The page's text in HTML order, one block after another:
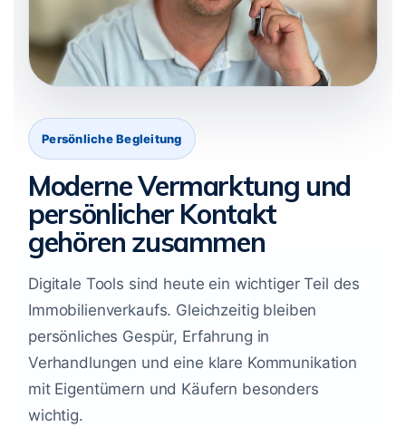
Persönliche Begleitung
Moderne Vermarktung und
persönlicher Kontakt
gehören zusammen
Digitale Tools sind heute ein wichtiger Teil des
Immobilienverkaufs. Gleichzeitig bleiben
persönliches Gespür, Erfahrung in
Verhandlungen und eine klare Kommunikation
mit Eigentümern und Käufern besonders
wichtig.